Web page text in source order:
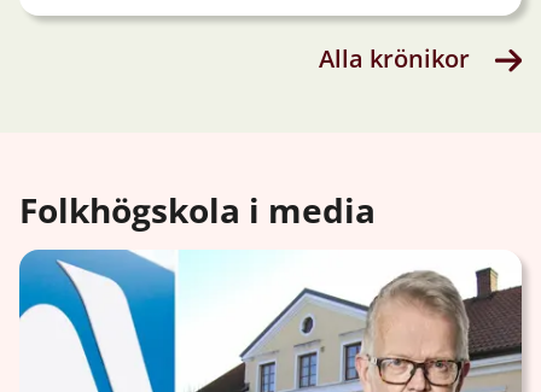
Alla krönikor
Folkhögskola i media